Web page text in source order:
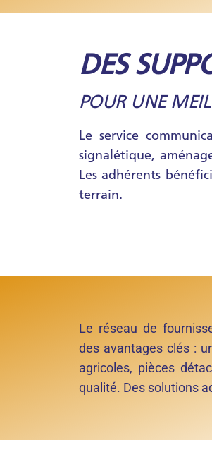
DES
POUR UNE
Le service
signalétique,
Les adhérents
terrain.
Le réseau de
des avantages clés :
agricoles, pièces
qualité. Des solutions